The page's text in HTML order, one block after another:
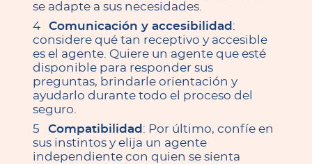
se adapte a sus necesidades.
Comunicación y accesibilidad :
considere qué tan receptivo y accesible
es el agente. Quiere un agente que esté
disponible para responder sus
preguntas, brindarle orientación y
ayudarlo durante todo el proceso del
seguro.
Compatibilidad : Por último, confíe en
sus instintos y elija un agente
independiente con quien se sienta